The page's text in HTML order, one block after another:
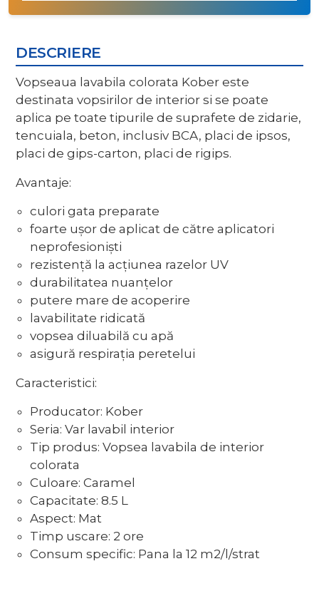
DESCRIERE
Vopseaua lavabila colorata Kober este
destinata vopsirilor de interior si se poate
aplica pe toate tipurile de suprafete de zidarie,
tencuiala, beton, inclusiv BCA, placi de ipsos,
placi de gips-carton, placi de rigips.
Avantaje:
culori gata preparate
foarte ușor de aplicat de către aplicatori
neprofesioniști
rezistență la acțiunea razelor UV
durabilitatea nuanțelor
putere mare de acoperire
lavabilitate ridicată
vopsea diluabilă cu apă
asigură respirația peretelui
Caracteristici:
Producator: Kober
Seria: Var lavabil interior
Tip produs: Vopsea lavabila de interior
colorata
Culoare: Caramel
Capacitate: 8.5 L
Aspect: Mat
Timp uscare: 2 ore
Consum specific: Pana la 12 m2/l/strat